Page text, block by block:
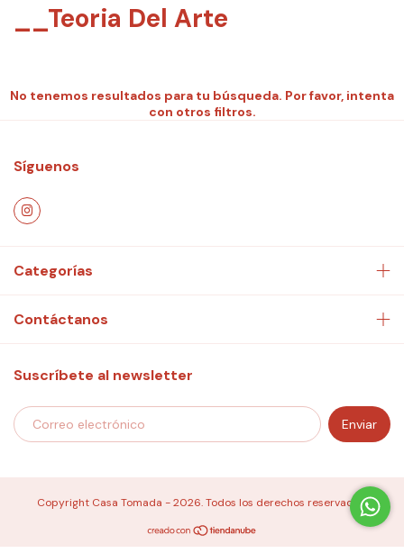
__Teoria Del Arte
No tenemos resultados para tu búsqueda. Por favor, intenta
con otros filtros.
Síguenos
Categorías
Contáctanos
Suscríbete al newsletter
Copyright Casa Tomada - 2026. Todos los derechos reservados.